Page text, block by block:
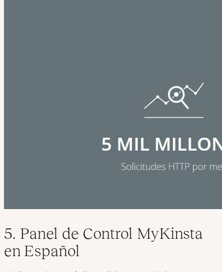
5. Panel de Control MyKinsta
en Español